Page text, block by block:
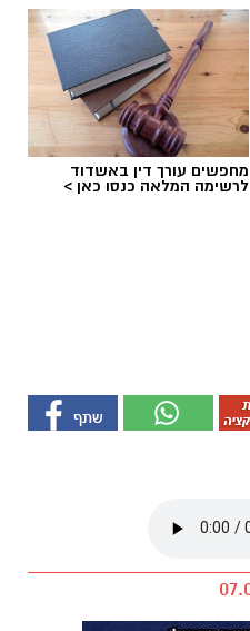
מחפשים עורך דין באשדוד
לרשימה המלאה כנסו כאן >